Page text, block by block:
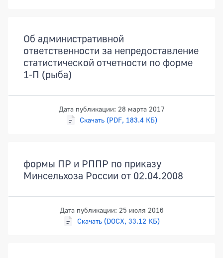
Об административной
ответственности за непредоставление
статистической отчетности по форме
1-П (рыба)
Дата публикации: 28 марта 2017
Скачать (PDF, 183.4 КБ)
формы ПР и РППР по приказу
Минсельхоза России от 02.04.2008
Дата публикации: 25 июля 2016
Скачать (DOCX, 33.12 КБ)